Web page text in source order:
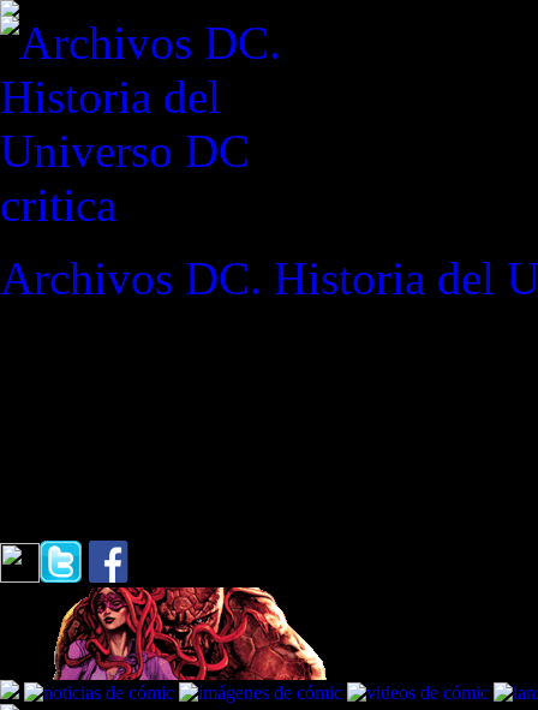
critica
Archivos DC. Historia del